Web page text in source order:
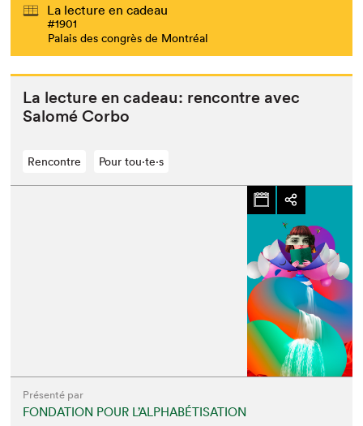
La lecture en cadeau
#1901
Palais des congrès de Montréal
La lec­ture en cadeau: ren­con­tre avec
Salomé Corbo
Rencontre Pour tou⋅te⋅s
Présenté par
FONDATION POUR L’ALPHABÉTISATION